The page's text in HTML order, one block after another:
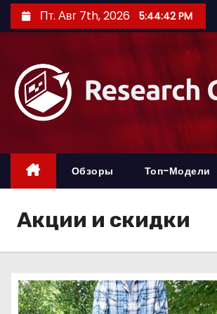
е
о
Пт. Авг 7th, 2026 5:44:43 PM
Обзоры Топ-Модели
Акции и скидки